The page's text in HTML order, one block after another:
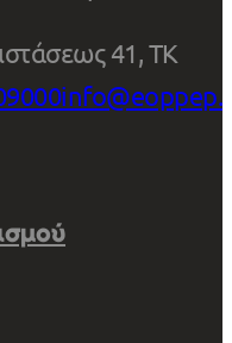
41, ΤΚ